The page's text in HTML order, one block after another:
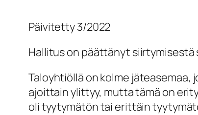
Päivitetty 3/2022
Hallitus on päättänyt siirtymisestä
Taloyhtiöllä on kolme jäteasemaa,
ajoittain ylittyy, mutta tämä on
oli tyytymätön tai erittäin